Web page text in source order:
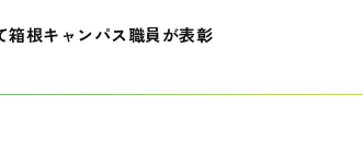
箱根キャンパス職員が表彰